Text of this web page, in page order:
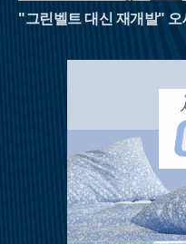
"그린벨트 대신 재개발" 오